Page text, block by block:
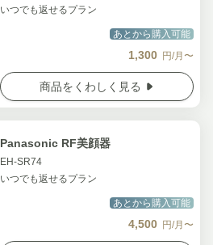
いつでも返せるプラン
あとから購入可能
1,300 円/月〜
商品をくわしく見る
Panasonic RF美顔器
EH-SR74
いつでも返せるプラン
あとから購入可能
4,500 円/月〜